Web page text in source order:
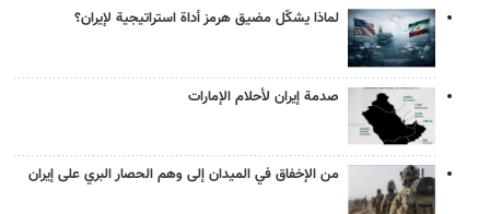
لماذا يشكّل مضيق هرمز أداة استراتيجية لإيران؟
صدمة إيران لأحلام الإمارات
من الإخفاق في الميدان إلى وهم الحصار البري على إيران